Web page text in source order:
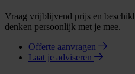
Vraag vrijblijvend prijs en
denken persoonlijk met je mee.
Offerte aanvragen
Laat je adviseren